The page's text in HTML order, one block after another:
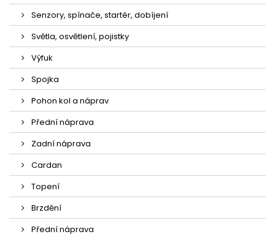
Senzory, spínače, startér, dobíjení
Světla, osvětlení, pojistky
Výfuk
Spojka
Pohon kol a náprav
Přední náprava
Zadní náprava
Cardan
Topení
Brzdění
Přední náprava